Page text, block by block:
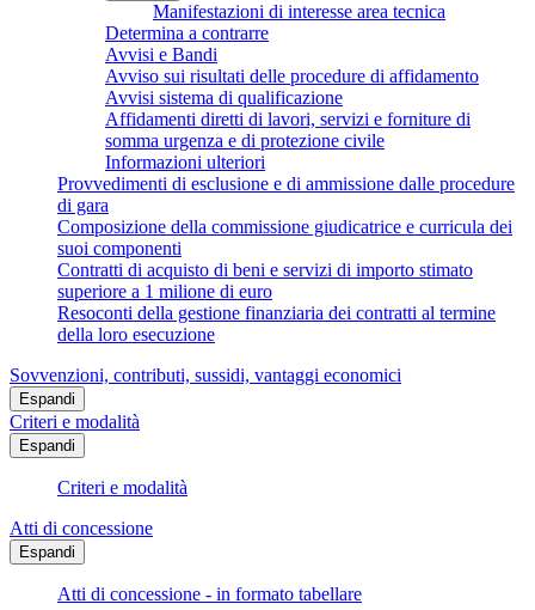
Manifestazioni di interesse area tecnica
Determina a contrarre
Avvisi e Bandi
Avviso sui risultati delle procedure di affidamento
Avvisi sistema di qualificazione
Affidamenti diretti di lavori, servizi e forniture di
somma urgenza e di protezione civile
Informazioni ulteriori
Provvedimenti di esclusione e di ammissione dalle procedure
di gara
Composizione della commissione giudicatrice e curricula dei
suoi componenti
Contratti di acquisto di beni e servizi di importo stimato
superiore a 1 milione di euro
Resoconti della gestione finanziaria dei contratti al termine
della loro esecuzione
Sovvenzioni, contributi, sussidi, vantaggi economici
Espandi
Criteri e modalità
Espandi
Criteri e modalità
Atti di concessione
Espandi
Atti di concessione - in formato tabellare